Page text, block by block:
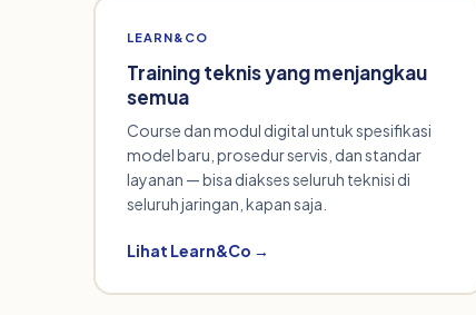
LEARN&CO
Training teknis yang menjangkau
semua
Course dan modul digital untuk spesifikasi
model baru, prosedur servis, dan standar
layanan — bisa diakses seluruh teknisi di
seluruh jaringan, kapan saja.
Lihat Learn&Co →